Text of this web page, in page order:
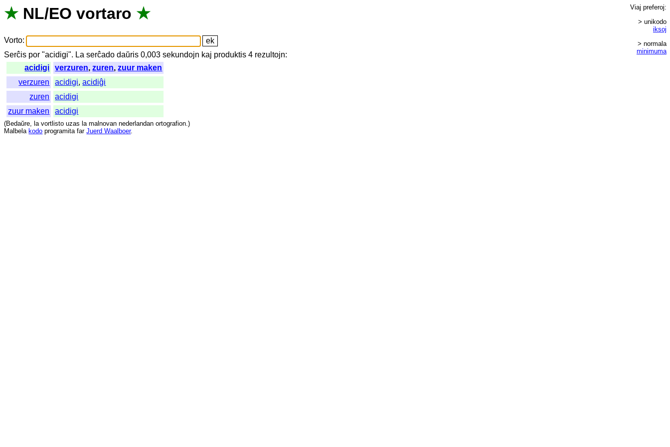
★ NL/EO vortaro ★
Vorto:
Serĉis por "acidigi". La serĉado daŭris 0,003sekundojn kaj produktis 4 rezultojn:
acidigi
verzuren,zuren,zuur maken
verzuren
acidigi,acidiĝi
zuren
acidigi
zuur maken
acidigi
Viaj preferoj:
> unikodo
iksoj
> normala
minimuma
(Bedaŭre, la vortlisto uzas la malnovan nederlandan ortografion.)
Malbela kodo programita far Juerd Waalboer.